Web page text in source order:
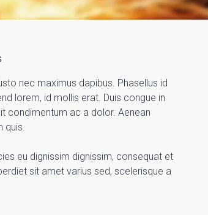
nec maximus dapibus. Phasellus id
lorem, id mollis erat. Duis congue in
condimentum ac a dolor. Aenean
eu dignissim dignissim, consequat et
sit amet varius sed, scelerisque a